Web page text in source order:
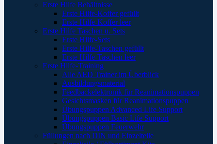
Erste Hilfe Behältnisse
Erste Hilfe-Koffer gefüllt
Erste Hilfe-Koffer leer
Erste Hilfe Taschen u. Sets
Erste Hilfe-Sets
Erste Hilfe-Taschen gefüllt
Erste Hilfe-Taschen leer
Erste Hilfe-Training
Alle AED Trainer im Überblick
Ausbildungsmaterial
Feedbackelektronik für Reanimationspuppen
Gesichtsmasken für Reanimationspuppen
Übungspuppen Advanced Life Support
Übungspuppen Basic Life Support
Übungspuppen Feuerwehr
Füllungen nach DIN und Einzelteile